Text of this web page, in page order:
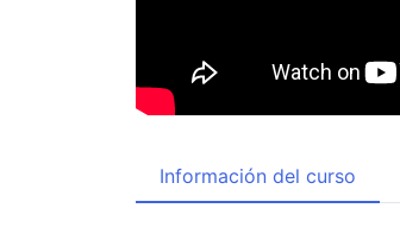
Información del curso